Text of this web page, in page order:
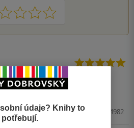
3 4 5
nádechem erotiky
Kniha, MOTTO, 2013, 9788072464982
údaje? Knihy to
potřebují.